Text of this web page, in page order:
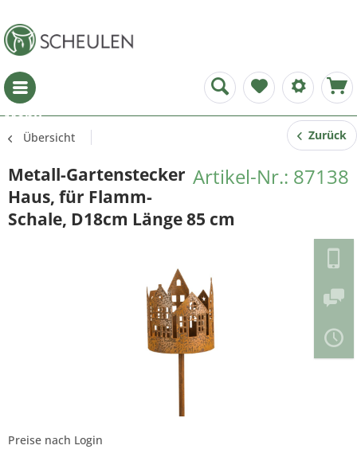
Menü
Übersicht Zurück
Artikel-Nr.: 87138
Metall-Gartenstecker
Haus, für Flamm-
Schale, D18cm Länge 85 cm
Preise nach Login